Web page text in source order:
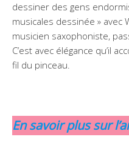
dessiner des gens
musicales dessinée » avec
musicien saxophoniste,
C’est avec élégance qu’il
fil du pinceau.
En savoir plus sur